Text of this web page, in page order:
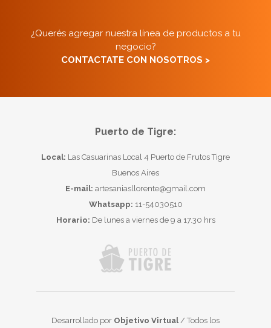
¿Querés agregar nuestra línea de productos a tu
negocio?
CONTACTATE CON NOSOTROS >
Puerto de Tigre:
Local: Las Casuarinas Local 4 Puerto de Frutos Tigre
Buenos Aires
E-mail: artesaniasllorente@gmail.com
Whatsapp: 11-54030510
Horario: De lunes a viernes de 9 a 17.30 hrs
Desarrollado por Objetivo Virtual/ Todos los